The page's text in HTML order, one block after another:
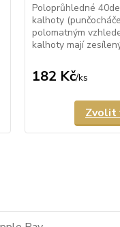
Poloprůhledné
kalhoty
polomatným
kalhoty mají
182 Kč/ks
Zvolit